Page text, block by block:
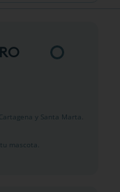
y Santa Marta.
mascota.